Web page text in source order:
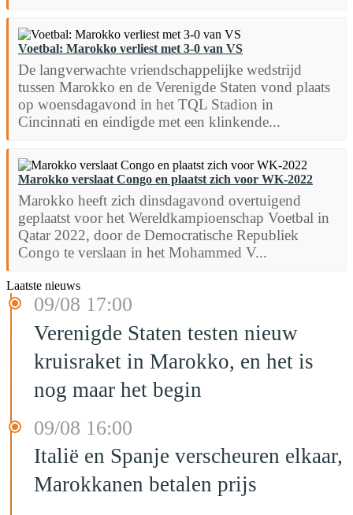
Voetbal: Marokko verliest met 3-0 van VS
De langverwachte vriendschappelijke wedstrijd
tussen Marokko en de Verenigde Staten vond plaats
op woensdagavond in het TQL Stadion in
Cincinnati en eindigde met een klinkende...
Marokko verslaat Congo en plaatst zich voor WK-2022
Marokko heeft zich dinsdagavond overtuigend
geplaatst voor het Wereldkampioenschap Voetbal in
Qatar 2022, door de Democratische Republiek
Congo te verslaan in het Mohammed V...
Laatste nieuws
09/08 17:00
Verenigde Staten testen nieuw
kruisraket in Marokko, en het is
nog maar het begin
09/08 16:00
Italië en Spanje verscheuren elkaar,
Marokkanen betalen prijs